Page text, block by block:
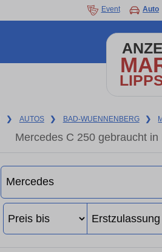
Event Auto
❯ AUTOS ❯ BAD-WUENNENBERG ❯
Mercedes C 250 gebraucht